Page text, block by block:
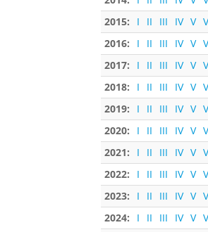
2015:
I II III IV V
2016:
I II III IV V
2017:
I II III IV V
2018:
I II III IV V
2019:
I II III IV V
2020:
I II III IV V
2021:
I II III IV V
2022:
I II III IV V
2023:
I II III IV V
2024:
I II III IV V